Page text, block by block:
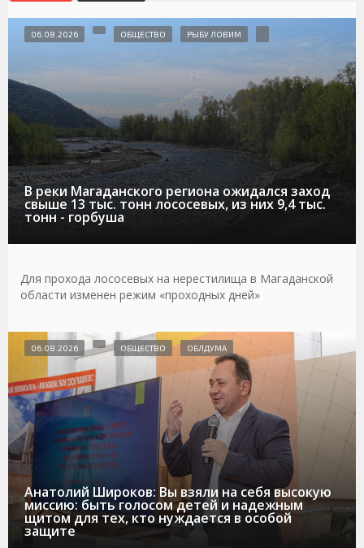
В реки Магаданского региона ожидался заход
свыше 13 тыс. тонн лососевых, из них 9,4 тыс.
тонн - горбуша
06.08.2026 ОБЩЕСТВО РЫБУ ЛОВИМ
Для прохода лососевых на нерестилища в Магаданской
области изменен режим «проходных дней»
Анатолий Широков: Вы взяли на себя высокую
миссию: быть голосом детей и надежным
щитом для тех, кто нуждается в особой
защите
06.08.2026 ОБЩЕСТВО ОБЛДУМА